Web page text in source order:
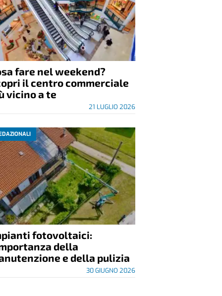
fare nel weekend?
il centro commerciale
vicino a te
21 LUGLIO 2026
fotovoltaici:
della
e della pulizia
30 GIUGNO 2026